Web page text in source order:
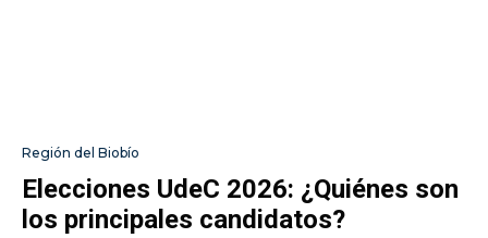
Región del Biobío
Elecciones UdeC 2026: ¿Quiénes son
los principales candidatos?